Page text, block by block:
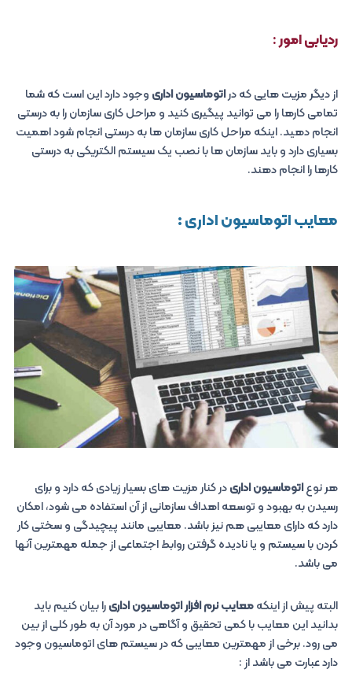
ردیابی امور :
از دیگر مزیت هایی که دراتوماسیون اداری وجود دارد این است که شما
تمامی کارها را می توانید پیگیری کنید و مراحل کاری سازمان را به درستی
انجام دهید. اینکه مراحل کاری سازمان ها به درستی انجام شود اهمیت
بسیاری دارد و باید سازمان ها با نصب یک سیستم الکتریکی به درستی
کارها را انجام دهند.
معایب اتوماسیون اداری :
هر نوعاتوماسیون اداریدر کنار مزیت های بسیار زیادی که دارد و برای
رسیدن به بهبود و توسعه اهداف سازمانی از آن استفاده می شود، امکان
دارد که دارای معایبی هم نیز باشد. معایبی مانند پیچیدگی و سختی کار
کردن با سیستم و یا نادیده گرفتن روابط اجتماعی از جمله مهمترین آنها
می باشد.
البته پیش از اینکهمعایب نرم افزار اتوماسیون اداریرا بیان کنیم باید
بدانید این معایب با کمی تحقیق و آگاهی در مورد آن به طور کلی از بین
می رود. برخی از مهمترین معایبی که در سیستم های اتوماسیون وجود
دارد عبارت می باشد از :